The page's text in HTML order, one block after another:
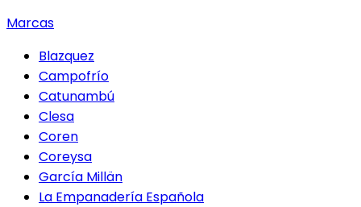
Marcas
Blazquez
Campofrío
Catunambú
Clesa
Coren
Coreysa
García Millän
La Empanadería Española